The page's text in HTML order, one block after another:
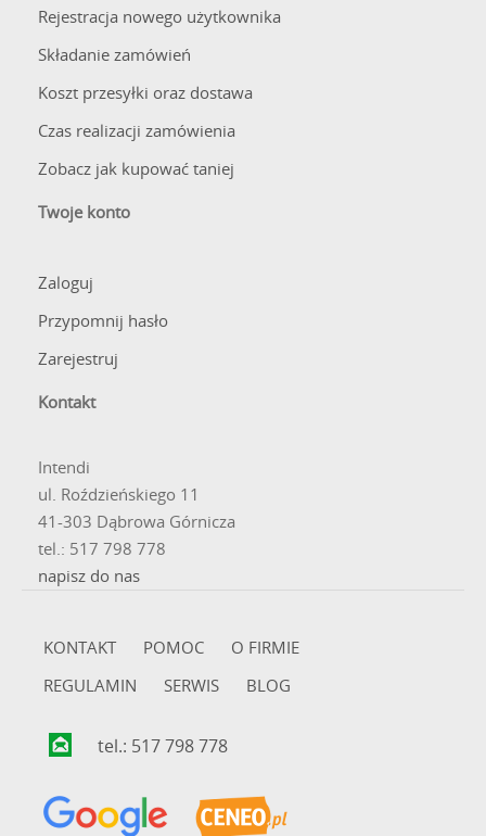
Rejestracja nowego użytkownika
Składanie zamówień
Koszt przesyłki oraz dostawa
Czas realizacji zamówienia
Zobacz jak kupować taniej
Twoje konto
Zaloguj
Przypomnij hasło
Zarejestruj
Kontakt
Intendi
ul. Roździeńskiego 11
41-303 Dąbrowa Górnicza
tel.: 517 798 778
napisz do nas
KONTAKT POMOC
O FIRMIE
REGULAMIN
SERWIS BLOG
tel.: 517 798 778